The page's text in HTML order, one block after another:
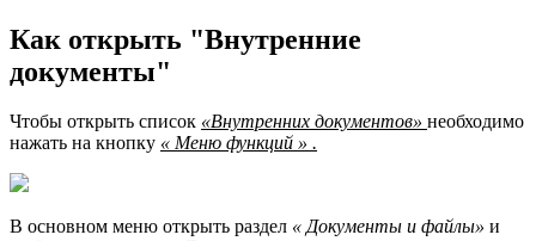
Как открыть "Внутренние
документы"
Чтобы открыть список «Внутренних документов» необходимо
нажать на кнопку « Меню функций » .
В основном меню открыть раздел « Документы и файлы» и